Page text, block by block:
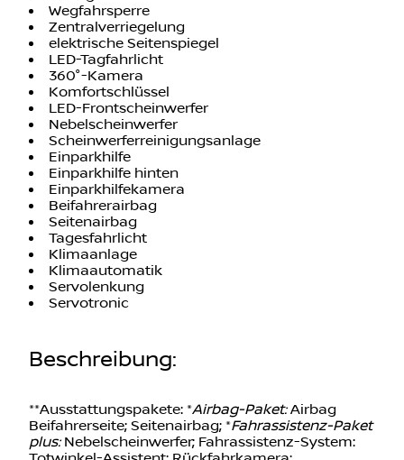
Airbag
Wegfahrsperre
Zentralverriegelung
elektrische Seitenspiegel
LED-Tagfahrlicht
360°-Kamera
Komfortschlüssel
LED-Frontscheinwerfer
Nebelscheinwerfer
Scheinwerferreinigungsanlage
Einparkhilfe
Einparkhilfe hinten
Einparkhilfekamera
Beifahrerairbag
Seitenairbag
Tagesfahrlicht
Klimaanlage
Klimaautomatik
Servolenkung
Beschreibung:
**Ausstattungspakete: *Airbag-Paket:Airbag
Beifahrerseite; Seitenairbag; *Fahrassistenz-Paket
plus:Nebelscheinwerfer; Fahrassistenz-System: